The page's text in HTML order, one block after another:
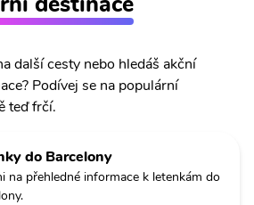
další cesty nebo hledáš akční
Podívej se na populární
teď frčí.
do Barcelony
na přehledné informace k letenkám do